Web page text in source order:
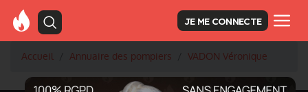
JE ME CONNECTE
Accueil Annuaire des pompiers VADON Véronique